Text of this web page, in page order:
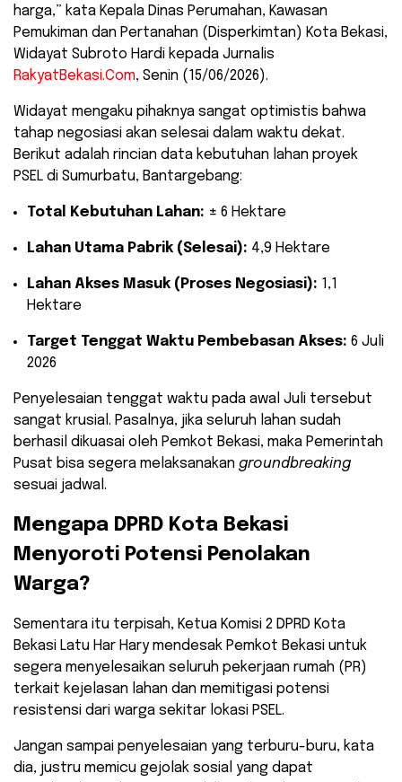
harga,” kata ​Kepala Dinas Perumahan, Kawasan
Pemukiman dan Pertanahan (Disperkimtan) Kota Bekasi,
Widayat Subroto Hardi kepada Jurnalis
RakyatBekasi.Com, Senin (15/06/2026).
Widayat mengaku pihaknya sangat optimistis bahwa
tahap negosiasi akan selesai dalam waktu dekat.
Berikut adalah rincian data kebutuhan lahan proyek
PSEL di Sumurbatu, Bantargebang:
Total Kebutuhan Lahan: ± 6 Hektare
Lahan Utama Pabrik (Selesai): 4,9 Hektare
Lahan Akses Masuk (Proses Negosiasi): 1,1
Hektare
Target Tenggat Waktu Pembebasan Akses: 6 Juli
2026
​Penyelesaian tenggat waktu pada awal Juli tersebut
sangat krusial. Pasalnya, jika seluruh lahan sudah
berhasil dikuasai oleh Pemkot Bekasi, maka Pemerintah
Pusat bisa segera melaksanakan groundbreaking
sesuai jadwal.
​Mengapa DPRD Kota Bekasi
Menyoroti Potensi Penolakan
Warga?
Sementara itu terpisah, ​Ketua Komisi 2 DPRD Kota
Bekasi Latu Har Hary mendesak Pemkot Bekasi untuk
segera menyelesaikan seluruh pekerjaan rumah (PR)
terkait kejelasan lahan dan memitigasi potensi
resistensi dari warga sekitar lokasi PSEL.
Jangan sampai penyelesaian yang terburu-buru, kata
dia, justru memicu gejolak sosial yang dapat